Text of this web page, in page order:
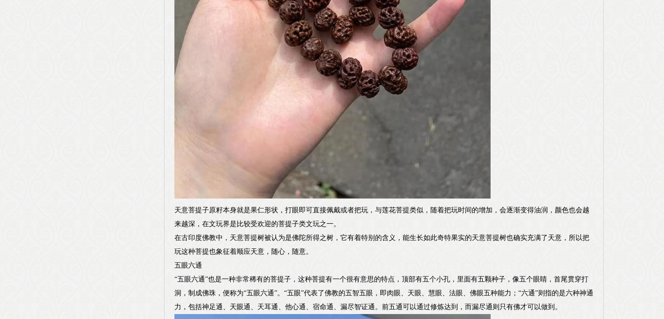
天意菩提子原籽本身就是果仁形状，打眼即可直接佩戴或者把玩，与莲花菩提类似，随着把玩时间的增加，会逐渐变得油润，颜色也会越
来越深，在文玩界是比较受欢迎的菩提子类文玩之一。
在古印度佛教中，天意菩提树被认为是佛陀所得之树，它有着特别的含义，能生长如此奇特果实的天意菩提树也确实充满了天意，所以把
玩这种菩提也象征着顺应天意，随心，随意。
五眼六通
“五眼六通”也是一种非常稀有的菩提子，这种菩提有一个很有意思的特点，顶部有五个小孔，里面有五颗种子，像五个眼睛，首尾贯穿打
洞，制成佛珠，便称为“五眼六通”。“五眼”代表了佛教的五智五眼，即肉眼、天眼、慧眼、法眼、佛眼五种能力；“六通”则指的是六种神通
力，包括神足通、天眼通、天耳通、他心通、宿命通、漏尽智证通。前五通可以通过修炼达到，而漏尽通则只有佛才可以做到。